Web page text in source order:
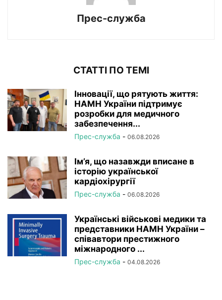
Прес-служба
СТАТТІ ПО ТЕМІ
Інновації, що рятують життя:
НАМН України підтримує
розробки для медичного
забезпечення...
Прес-служба - 06.08.2026
Ім’я, що назавжди вписане в
історію української
кардіохірургії
Прес-служба - 06.08.2026
Українські військові медики та
представники НАМН України –
співавтори престижного
міжнародного ...
Прес-служба - 04.08.2026